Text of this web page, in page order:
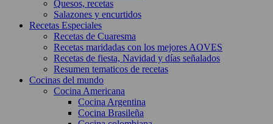
Quesos, recetas
Salazones y encurtidos
Recetas Especiales
Recetas de Cuaresma
Recetas maridadas con los mejores AOVES
Recetas de fiesta, Navidad y días señalados
Resumen tematicos de recetas
Cocinas del mundo
Cocina Americana
Cocina Argentina
Cocina Brasileña